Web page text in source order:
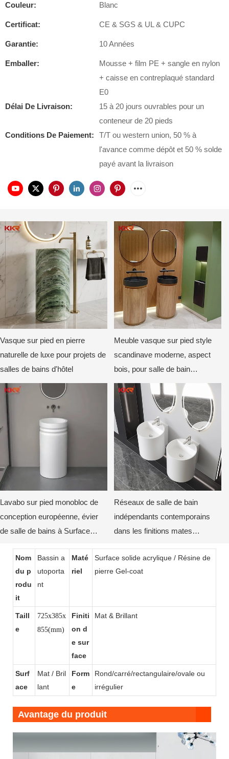
Couleur: Blanc
Certificat: CE & SGS & UL & CUPC
Garantie: 10 Années
Emballer:
Mousse + film PE + sangle en nylon
+ caisse en contreplaqué standard
E0
Délai De Livraison:
15 à 20 jours ouvrables pour un
conteneur de 20 pieds
Conditions De Paiement:
T/T ou western union, 50 % à
l'avance comme dépôt et 50 % solde
payé avant la livraison
Vasque sur pied en pierre
naturelle de luxe pour projets de
salles de bains d'hôtel
Meuble vasque sur pied style
scandinave moderne, aspect
bois, pour salle de bain
commerciale
Lavabo sur pied monobloc de
conception européenne, évier
de salle de bains à Surface
Réseaux de salle de bain
indépendants contemporains
dans les finitions mates
Nom
du p
rodu
it
Bassin a
utoporta
nt
Maté
riel
Surface solide acrylique / Résine de
pierre Gel-coat
Taill
e
725x385x
855(mm)
Finiti
on d
e sur
face
Mat & Brillant
Surf
ace
Mat / Bril
lant
Form
e
Rond/carré/rectangulaire/ovale ou
irrégulier
Avantage du produit